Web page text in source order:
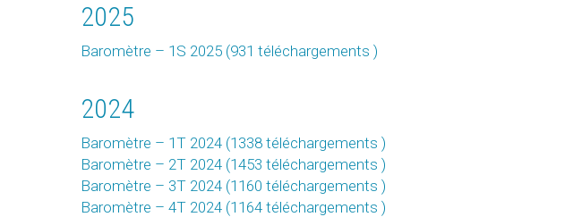
2025
Baromètre – 1S 2025 (931 téléchargements )
2024
Baromètre – 1T 2024 (1338 téléchargements )
Baromètre – 2T 2024 (1453 téléchargements )
Baromètre – 3T 2024 (1160 téléchargements )
Baromètre – 4T 2024 (1164 téléchargements )